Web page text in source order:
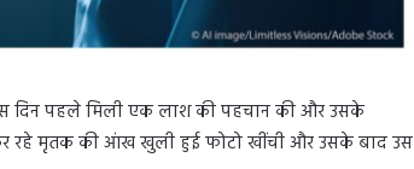
दिन पहले मिली एक लाश की पहचान की और उसके
कर रहे मृतक की आंख खुली हुई फोटो खींची और उसके बाद उस